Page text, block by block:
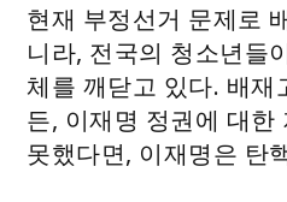
현재 부정선거 문제로
니라, 전국의 청소년들
체를 깨닫고 있다. 배재
든, 이재명 정권에 대한
못했다면, 이재명은 탄